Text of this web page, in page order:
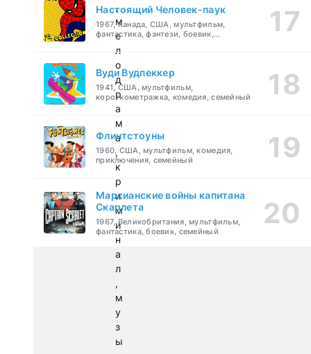
,
м
е
л
о
д
р
а
м
а
,
к
р
и
м
и
н
а
л
,
м
у
з
ы
Настоящий Человек-паук
1967, Канада, США, мультфильм,
фантастика, фэнтези, боевик,
приключения, семейный
Вуди Вудпеккер
1941, США, мультфильм,
короткометражка, комедия, семейный
Флинтстоуны
1960, США, мультфильм, комедия,
приключения, семейный
Марсианские войны капитана
Скарлета
1967, Великобритания, мультфильм,
фантастика, боевик, семейный